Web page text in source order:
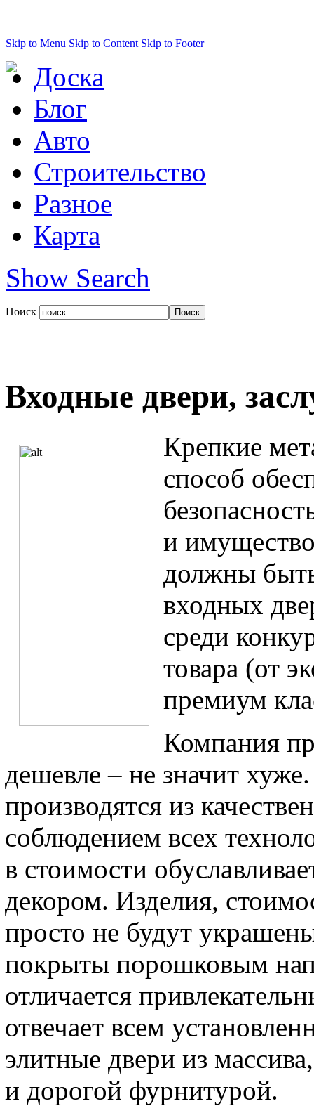
Skip to Menu Skip to Content Skip to Footer
Доска
Блог
Авто
Строительство
Разное
Карта
Show Search
Поиск
Входные двери,
Крепкие
способ
и
должны
входных
среди
товара (от
премиум
Компания
дешевле – не значит
производятся из
соблюдением всех
в стоимости
декором. Изделия,
просто не будут
покрыты порошковым
отличается
отвечает всем
элитные двери из
и дорогой фурнитурой.